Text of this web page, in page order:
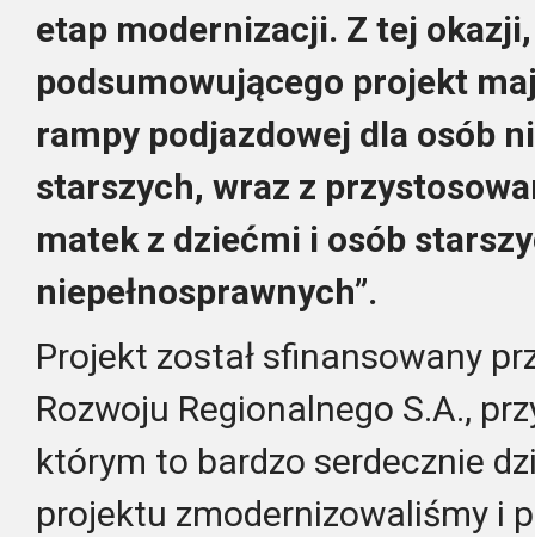
etap modernizacji. Z tej
podsumowującego projekt
rampy podjazdowej dla osób
starszych, wraz z
matek z dziećmi i osób
niepełnosprawnych”.
Projekt został sfinansowany
Rozwoju Regionalnego S.A.,
którym to bardzo serdecznie
projektu zmodernizowaliśmy i